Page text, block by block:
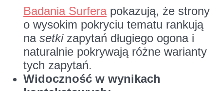
Badania Surferapokazują, że strony
o wysokim pokryciu tematu rankują
na setkizapytań długiego ogona i
naturalnie pokrywają różne warianty
tych zapytań.
Widoczność w wynikach